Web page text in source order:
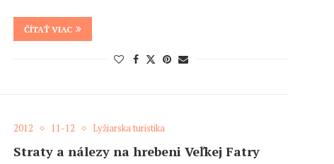
ČÍTAŤ VIAC
2012 11-12 Lyžiarska turistika
Straty a nálezy na hrebeni Veľkej Fatry